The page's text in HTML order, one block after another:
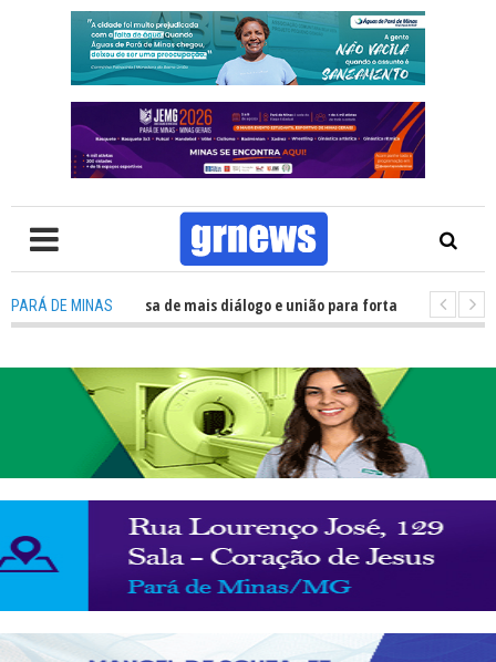
PARÁ DE MINAS
TV: Política precisa de mais diálogo e união para fortalecer Minas e